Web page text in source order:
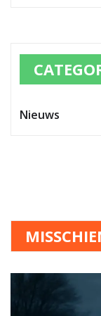
Nieuws